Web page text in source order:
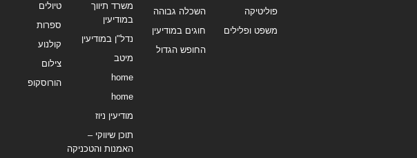
פוליטיקה
משפט ופלילים
השכלה גבוהה
חוגים במודיעין
החופש הגדול
משרד תיווך
במודיעין
נדל"ן במודיעין
מיטב
home
home
מודיעין ניוז
תוכן שיווקי –
האמנות והטכניקה
טיולים
ספרות
קולנוע
צילום
הורוסקופ